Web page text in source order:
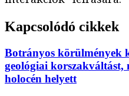
Kapcsolódó cikkek
Botrányos körülmények
geológiai korszakváltást,
holocén helyett